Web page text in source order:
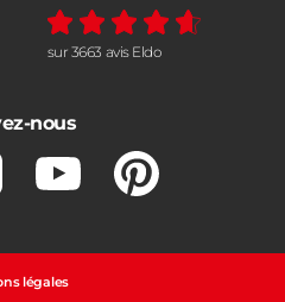
sur 3663 avis Eldo
nous
YoutubePinterest
légales